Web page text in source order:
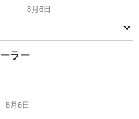
8月6日
ンダー
ラー
8月6日